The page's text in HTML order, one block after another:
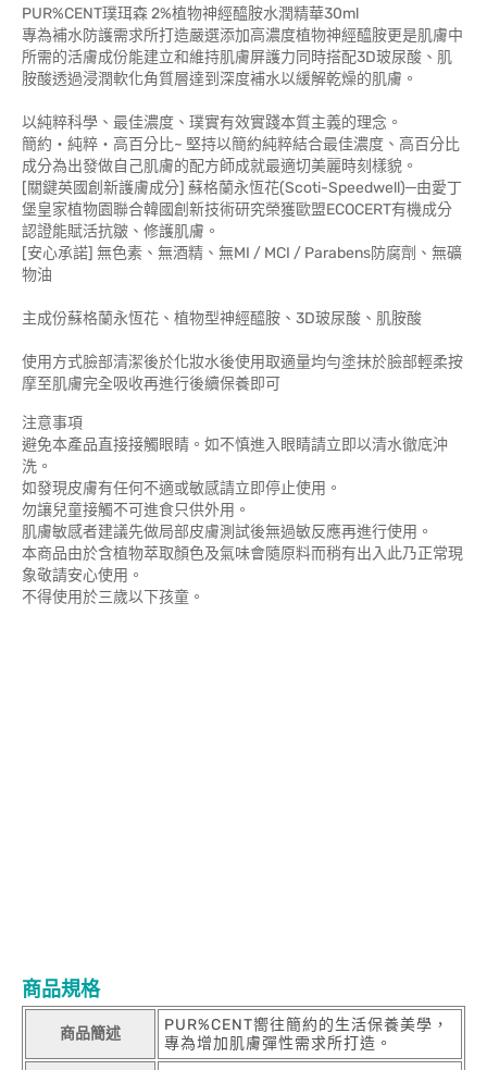
PUR%CENT璞珥森 2%植物神經醯胺水潤精華30ml
專為補水防護需求所打造嚴選添加高濃度植物神經醯胺更是肌膚中
所需的活膚成份能建立和維持肌膚屏護力同時搭配3D玻尿酸、肌
胺酸透過浸潤軟化角質層達到深度補水以緩解乾燥的肌膚。
以純粹科學、最佳濃度、璞實有效實踐本質主義的理念。
簡約‧純粹‧高百分比~ 堅持以簡約純粹結合最佳濃度、高百分比
成分為出發做自己肌膚的配方師成就最適切美麗時刻樣貌。
[關鍵英國創新護膚成分] 蘇格蘭永恆花(Scoti-Speedwell)─由愛丁
堡皇家植物園聯合韓國創新技術研究榮獲歐盟ECOCERT有機成分
認證能賦活抗皺、修護肌膚。
[安心承諾] 無色素、無酒精、無MI / MCI / Parabens防腐劑、無礦
物油
主成份蘇格蘭永恆花、植物型神經醯胺、3D玻尿酸、肌胺酸
使用方式臉部清潔後於化妝水後使用取適量均勻塗抹於臉部輕柔按
摩至肌膚完全吸收再進行後續保養即可
注意事項
避免本產品直接接觸眼睛。如不慎進入眼睛請立即以清水徹底沖
洗。
如發現皮膚有任何不適或敏感請立即停止使用。
勿讓兒童接觸不可進食只供外用。
肌膚敏感者建議先做局部皮膚測試後無過敏反應再進行使用。
本商品由於含植物萃取顏色及氣味會隨原料而稍有出入此乃正常現
象敬請安心使用。
不得使用於三歲以下孩童。
商品規格
商品簡述
PUR%CENT嚮往簡約的生活保養美學，
專為增加肌膚彈性需求所打造。